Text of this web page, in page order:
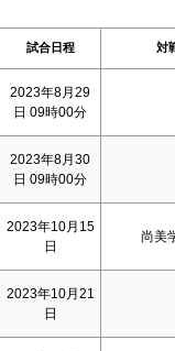
試合日程 対
2023年8月29
日 09時00分
2023年8月30
日 09時00分
2023年10月15
日
尚美
2023年10月21
日